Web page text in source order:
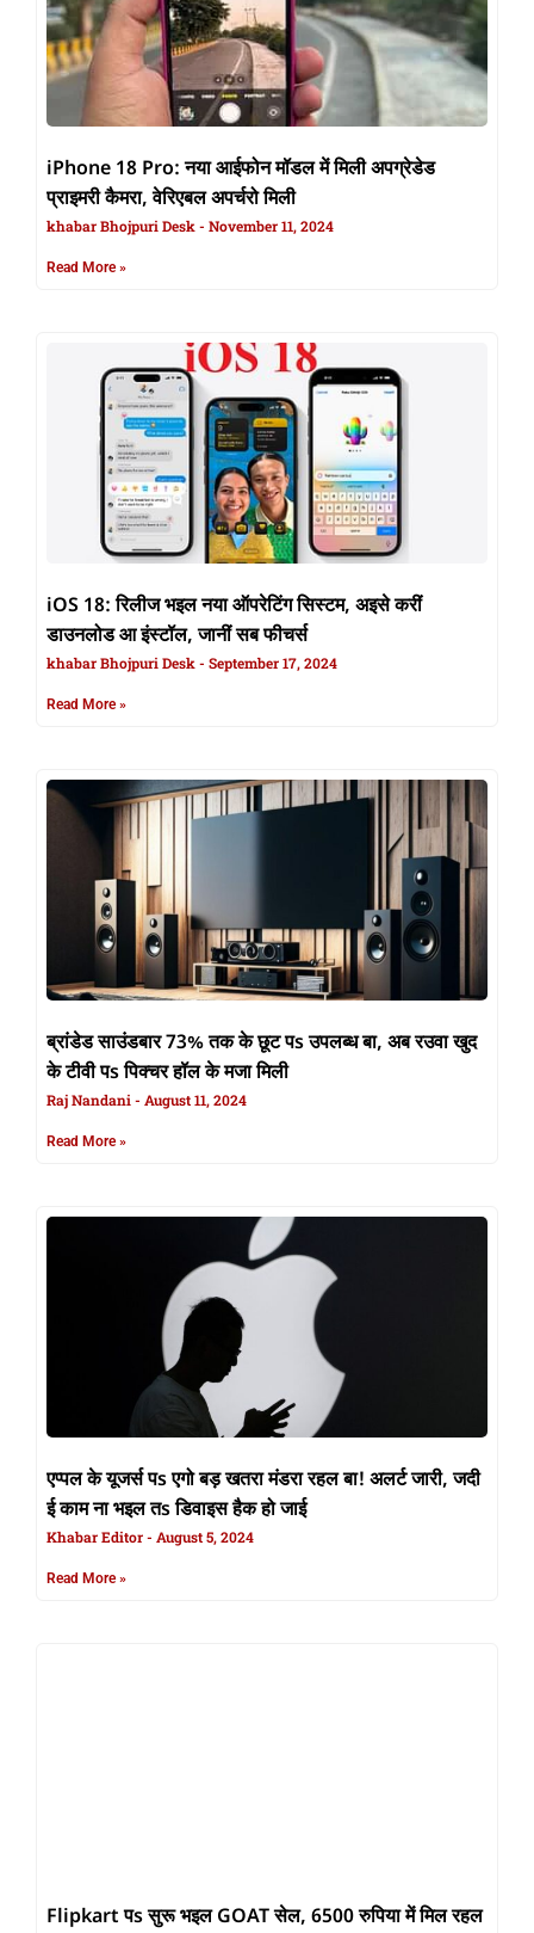
iPhone 18 Pro: नया आईफोन मॉडल में मिली अपग्रेडेड
प्राइमरी कैमरा, वेरिएबल अपर्चरो मिली
khabar Bhojpuri Desk November 11, 2024
Read More »
iOS 18: रिलीज भइल नया ऑपरेटिंग सिस्टम, अइसे करीं
डाउनलोड आ इंस्टॉल, जानीं सब फीचर्स
khabar Bhojpuri Desk September 17, 2024
Read More »
ब्रांडेड साउंडबार 73% तक के छूट पs उपलब्ध बा, अब रउवा खुद
के टीवी पs पिक्चर हॉल के मजा मिली
Raj Nandani August 11, 2024
Read More »
एप्पल के यूजर्स पs एगो बड़ खतरा मंडरा रहल बा! अलर्ट जारी, जदी
ई काम ना भइल तs डिवाइस हैक हो जाई
Khabar Editor August 5, 2024
Read More »
Flipkart पs सुरू भइल GOAT सेल, 6500 रुपिया में मिल रहल